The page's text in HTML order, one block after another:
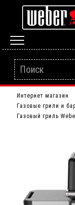
Интернет магазин
Газовые грили и
Газовый гриль